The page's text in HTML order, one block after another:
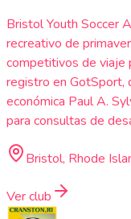
Bristol Youth Soccer
recreativo de
competitivos de viaje
registro en GotSport,
económica Paul A.
para consultas de
Bristol, Rhode
Ver club